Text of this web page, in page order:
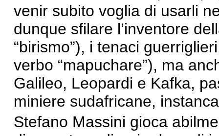
venir subito voglia di usarli
dunque sfilare l’inventore
“birismo”), i tenaci
verbo “mapuchare”), ma
Galileo, Leopardi e Kafka,
miniere sudafricane,
Stefano Massini gioca